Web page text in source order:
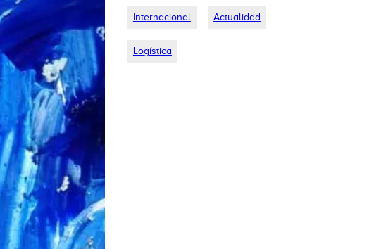
Internacional Actualidad
Logística